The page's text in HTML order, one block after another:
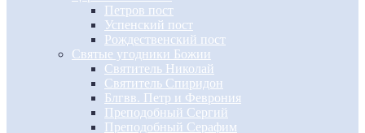
Петров пост
Успенский пост
Рождественский пост
Святые угодники Божии
Святитель Николай
Святитель Спиридон
Блгвв. Петр и Феврония
Преподобный Сергий
Преподобный Серафим